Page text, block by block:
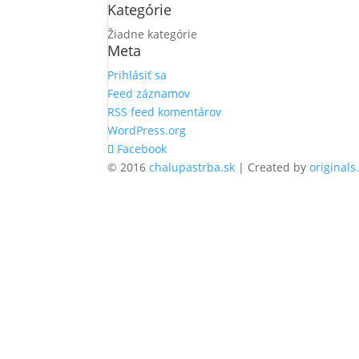
Kategórie
Žiadne kategórie
Meta
Prihlásiť sa
Feed záznamov
RSS feed komentárov
WordPress.org
Facebook
© 2016chalupastrba.sk | Created by